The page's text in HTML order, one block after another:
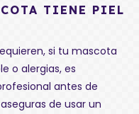
TIENE PIEL
si tu mascota
o alergias, es
antes de
de usar un